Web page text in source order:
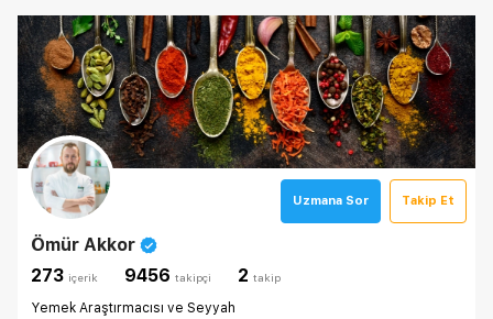
Ömür Akkor
273 i̇çerik 9456 takipçi 2 takip
Yemek Araştırmacısı ve Seyyah
Uzmana Sor Takip Et